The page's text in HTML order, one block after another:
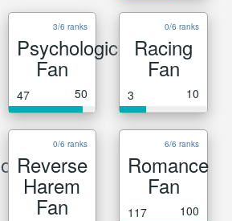
3/6 ranks
Psychological
Fan
47 50
0/6 ranks
Racing
Fan
3 10
0/6 ranks
Reverse
Harem
Fan
6/6 ranks
Romance
Fan
117 100